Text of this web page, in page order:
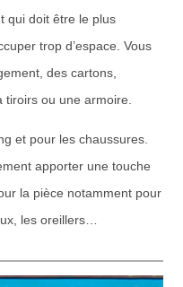
qui doit être le plus
trop d’espace. Vous
des cartons,
ou une armoire.
et pour les chaussures.
apporter une touche
la pièce notamment pour
les oreillers…